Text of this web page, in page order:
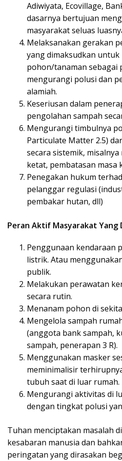
Adiwiyata, Ecovillage,
dasarnya bertujuan
masyarakat seluas
Melaksanakan gerakan
yang dimaksudkan
pohon/tanaman sebagai
mengurangi polusi dan
alamiah.
Keseriusan dalam
pengolahan sampah
Mengurangi timbulnya
Particulate Matter 2.5)
secara sistemik,
ketat, pembatasan masa
Penegakan hukum
pelanggar regulasi
pembakar hutan, dll)
Peran Aktif Masyarakat Yang
Penggunaan kendaraan
listrik. Atau
publik.
Melakukan perawatan
secara rutin.
Menanam pohon di
Mengelola sampah
(anggota bank sampah,
sampah, penerapan 3 R).
Menggunakan masker
meminimalisir
tubuh saat di luar rumah.
Mengurangi aktivitas di
dengan tingkat polusi
Tuhan menciptakan masalah
kesabaran manusia dan
peringatan yang dirasakan